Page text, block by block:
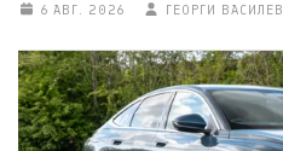
6 АВГ. 2026 ГЕОРГИ ВАСИЛЕВ